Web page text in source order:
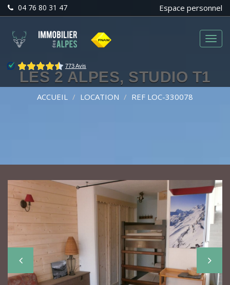
04 76 80 31 47 Espace personnel
Menu
LES 2 ALPES, STUDIO T1
ACCUEIL LOCATION REF LOC-330078